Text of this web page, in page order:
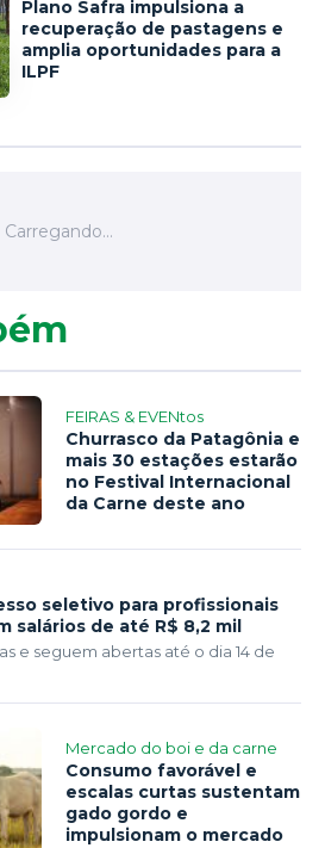
Plano Safra impulsiona a
recuperação de pastagens e
amplia oportunidades para a
ILPF
FEIRAS & EVENtos
Churrasco da Patagônia e
mais 30 estações estarão
no Festival Internacional
da Carne deste ano
seletivo para profissionais
salários de até R$ 8,2 mil
e seguem abertas até o dia 14 de
Mercado do boi e da carne
Consumo favorável e
escalas curtas sustentam
gado gordo e
impulsionam o mercado